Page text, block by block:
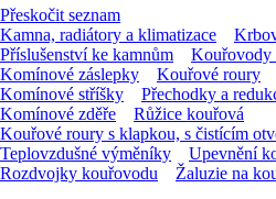
Přeskočit seznam
Kamna, radiátory a klimatizace
Příslušenství ke kamnům
Kouřovody
Komínové záslepky
Kouřové roury
Komínové stříšky
Přechodky a
Komínové zděře
Růžice kouřová
Kouřové roury s klapkou, s čistícím
Teplovzdušné výměníky
Upevnění
Rozdvojky kouřovodu
Žaluzie na